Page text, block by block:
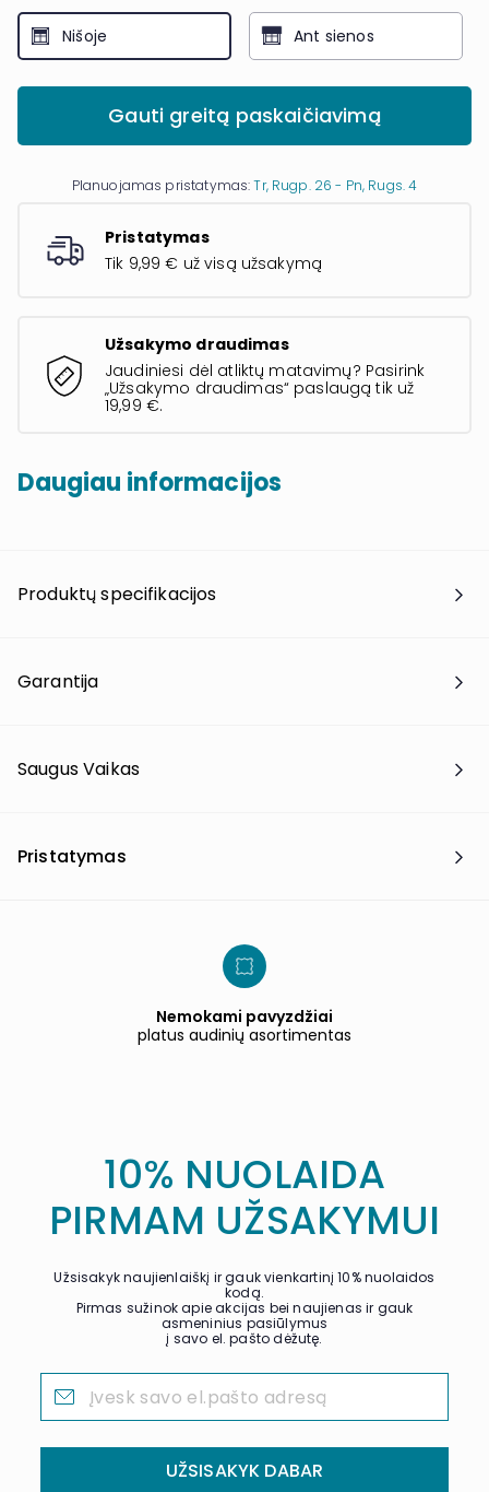
Nišoje Ant sienos
Gauti greitą paskaičiavimą
Planuojamas pristatymas:Tr, Rugp. 26 - Pn, Rugs. 4
Pristatymas
Tik 9,99 € už visą užsakymą
Užsakymo draudimas
Jaudiniesi dėl atliktų matavimų? Pasirink
„Užsakymo draudimas“ paslaugą tik už
19,99 €.
Daugiau informacijos
Produktų specifikacijos
Garantija
Saugus Vaikas
Pristatymas
Nemokami pavyzdžiai
platus audinių asortimentas
10% NUOLAIDA
PIRMAM UŽSAKYMUI
Užsisakyk naujienlaiškį ir gauk vienkartinį 10% nuolaidos
kodą.
Pirmas sužinok apie akcijas bei naujienas ir gauk
asmeninius pasiūlymus
į savo el. pašto dėžutę.
UŽSISAKYK DABAR